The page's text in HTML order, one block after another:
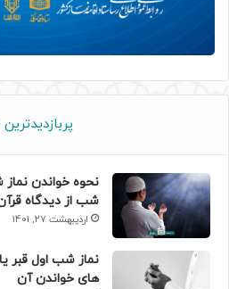
نحوه خواندن
شب از دیدگاه
اردیبهشت 27, 1401
نماز شب اول قبر
های خواندن آن